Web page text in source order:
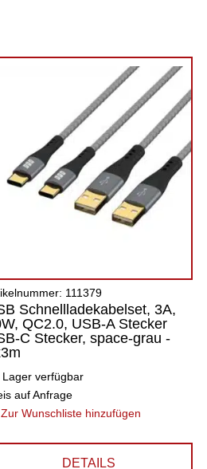
111379
Schnellladekabelset, 3A,
QC2.0, USB-A Stecker
C Stecker, space-grau -
Lager verfügbar
auf Anfrage
Zur Wunschliste hinzufügen
DETAILS